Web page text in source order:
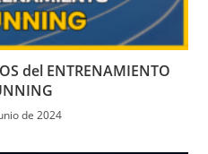
del ENTRENAMIENTO
de 2024